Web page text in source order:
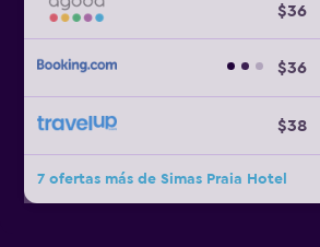
$36
$36
$38
7 ofertas más de Simas Praia Hotel